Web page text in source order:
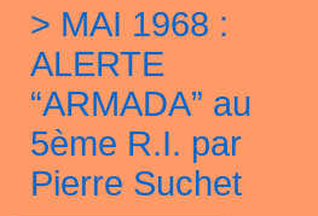
> MAI 1968 :
ALERTE
“ARMADA” au
5ème R.I. par
Pierre Suchet